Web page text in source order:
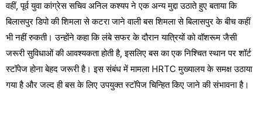
वहीं, पूर्व युवा कांग्रेस सचिव अनिल कश्यप ने एक अन्य मुद्दा उठाते हुए बताया कि
बिलासपुर डिपो की शिमला से कटरा जाने वाली बस शिमला से बिलासपुर के बीच कहीं
भी नहीं रुकती। उन्होंने कहा कि लंबे सफर के दौरान यात्रियों को वॉशरूम जैसी
जरूरी सुविधाओं की आवश्यकता होती है, इसलिए बस का एक निश्चित स्थान पर शॉर्ट
स्टॉपेज होना बेहद जरूरी है। इस संबंध में मामला HRTC मुख्यालय के समक्ष उठाया
गया है और जल्द ही बस के लिए उपयुक्त स्टॉपेज चिन्हित किए जाने की संभावना है।